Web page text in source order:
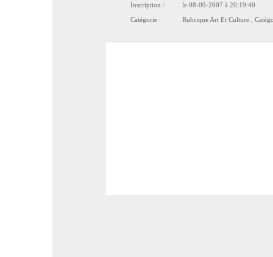
Inscription :
le 08-09-2007 à 20:19:40
Catégorie :
Rubrique Art Et Culture,